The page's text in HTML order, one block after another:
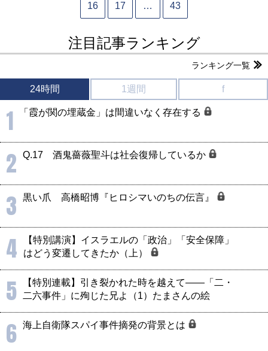
16 17 … 43
注目記事ランキング
ランキング一覧
24時間 1週間 f
1 「霞が関の埋蔵金」は間違いなく存在する
2 Q.17 酒鬼薔薇聖斗は社会復帰しているか
3 黒い爪 高橋昭博『ヒロシマいのちの伝言』
4
【特別講演】イスラエルの「政治」「安全保障」
はどう変遷してきたか（上）
5
【特別連載】引き裂かれた時を越えて――「二・
二六事件」に殉じた兄よ（1）たまさんの絵
6 海上自衛隊スパイ事件摘発の背景とは